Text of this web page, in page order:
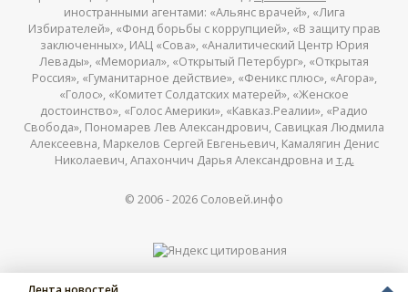
иностранными агентами: «Альянс врачей», «Лига
Избирателей», «Фонд борьбы с коррупцией», «В защиту прав
заключенных», ИАЦ «Сова», «Аналитический Центр Юрия
Левады», «Мемориал», «Открытый Петербург», «Открытая
Россия», «Гуманитарное действие», «Феникс плюс», «Агора»,
«Голос», «Комитет Солдатских матерей», «Женское
достоинство», «Голос Америки», «Кавказ.Реалии», «Радио
Свобода», Пономарев Лев Александрович, Савицкая Людмила
Алексеевна, Маркелов Сергей Евгеньевич, Камалягин Денис
Николаевич, Апахончич Дарья Александровна и т.д.
© 2006 -2026 Соловей.инфо